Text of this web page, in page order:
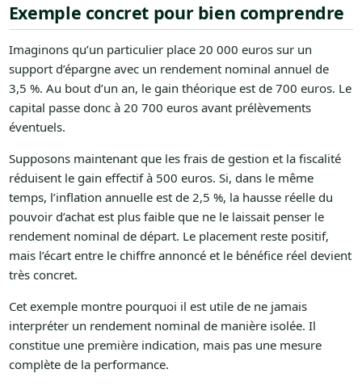
Exemple concret pour bien comprendre
Imaginons qu’un particulier place 20 000 euros sur un
support d’épargne avec un rendement nominal annuel de
3,5 %. Au bout d’un an, le gain théorique est de 700 euros. Le
capital passe donc à 20 700 euros avant prélèvements
éventuels.
Supposons maintenant que les frais de gestion et la fiscalité
réduisent le gain effectif à 500 euros. Si, dans le même
temps, l’inflation annuelle est de 2,5 %, la hausse réelle du
pouvoir d’achat est plus faible que ne le laissait penser le
rendement nominal de départ. Le placement reste positif,
mais l’écart entre le chiffre annoncé et le bénéfice réel devient
très concret.
Cet exemple montre pourquoi il est utile de ne jamais
interpréter un rendement nominal de manière isolée. Il
constitue une première indication, mais pas une mesure
complète de la performance.